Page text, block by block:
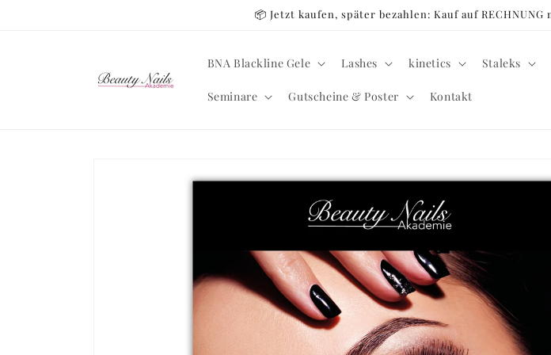
📦 Jetzt kaufen, später bezahlen: Kauf auf
BNA Blackline Gele Lashes kinetics Staleks
Seminare Gutscheine & Poster Kontakt
Produktinformationen